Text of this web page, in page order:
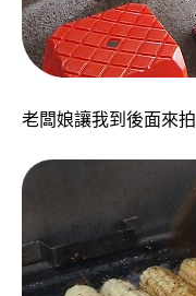
老闆娘讓我到後面來拍